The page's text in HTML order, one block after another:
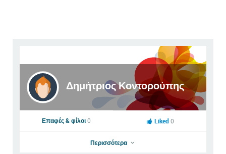
Δημήτριος Κοντορούπης
Επαφές & φίλοι 0 Liked 0
Περισσότερα